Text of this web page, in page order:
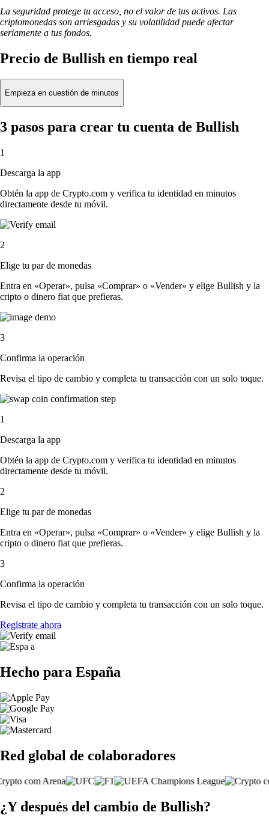
La seguridad protege tu acceso, no el valor de tus activos. Las
criptomonedas son arriesgadas y su volatilidad puede afectar
seriamente a tus fondos.
Precio de Bullish en tiempo real
Empieza en cuestión de minutos
3 pasos para crear tu cuenta de Bullish
1
Descarga la app
Obtén la app de Crypto.com y verifica tu identidad en minutos
directamente desde tu móvil.
2
Elige tu par de monedas
Entra en «Operar», pulsa «Comprar» o «Vender» y elige Bullish y la
cripto o dinero fiat que prefieras.
3
Confirma la operación
Revisa el tipo de cambio y completa tu transacción con un solo toque.
1
Descarga la app
Obtén la app de Crypto.com y verifica tu identidad en minutos
directamente desde tu móvil.
2
Elige tu par de monedas
Entra en «Operar», pulsa «Comprar» o «Vender» y elige Bullish y la
cripto o dinero fiat que prefieras.
3
Confirma la operación
Revisa el tipo de cambio y completa tu transacción con un solo toque.
Regístrate ahora
Hecho para España
Red global de colaboradores
¿Y después del cambio de Bullish?